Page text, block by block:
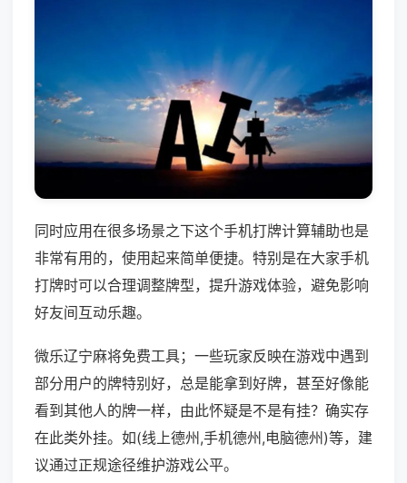
同时应用在很多场景之下这个手机打牌计算辅助也是
非常有用的，使用起来简单便捷。特别是在大家手机
打牌时可以合理调整牌型，提升游戏体验，避免影响
好友间互动乐趣。
微乐辽宁麻将免费工具；一些玩家反映在游戏中遇到
部分用户的牌特别好，总是能拿到好牌，甚至好像能
看到其他人的牌一样，由此怀疑是不是有挂？确实存
在此类外挂。如(线上德州,手机德州,电脑德州)等，建
议通过正规途径维护游戏公平。